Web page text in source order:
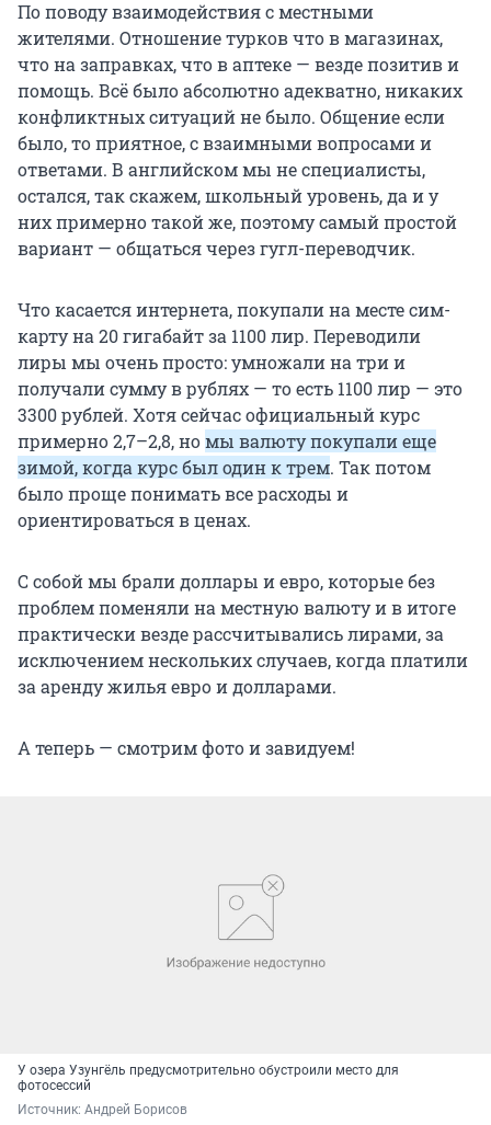
По поводу взаимодействия с местными
жителями. Отношение турков что в магазинах,
что на заправках, что в аптеке — везде позитив и
помощь. Всё было абсолютно адекватно, никаких
конфликтных ситуаций не было. Общение если
было, то приятное, с взаимными вопросами и
ответами. В английском мы не специалисты,
остался, так скажем, школьный уровень, да и у
них примерно такой же, поэтому самый простой
вариант — общаться через гугл-переводчик.
Что касается интернета, покупали на месте сим-
карту на 20 гигабайт за 1100 лир. Переводили
лиры мы очень просто: умножали на три и
получали сумму в рублях — то есть 1100 лир — это
3300 рублей. Хотя сейчас официальный курс
примерно 2,7–2,8, номы валюту покупали еще
зимой, когда курс был один к трем. Так потом
было проще понимать все расходы и
ориентироваться в ценах.
С собой мы брали доллары и евро, которые без
проблем поменяли на местную валюту и в итоге
практически везде рассчитывались лирами, за
исключением нескольких случаев, когда платили
за аренду жилья евро и долларами.
А теперь — смотрим фото и завидуем!
У озера Узунгёль предусмотрительно обустроили место для
фотосессий
Источник: Андрей Борисов